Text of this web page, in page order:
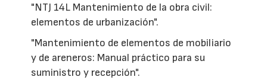
"NTJ 14L Mantenimiento de la obra civil:
elementos de urbanización".
"Mantenimiento de elementos de mobiliario
y de areneros: Manual práctico para su
suministro y recepción".